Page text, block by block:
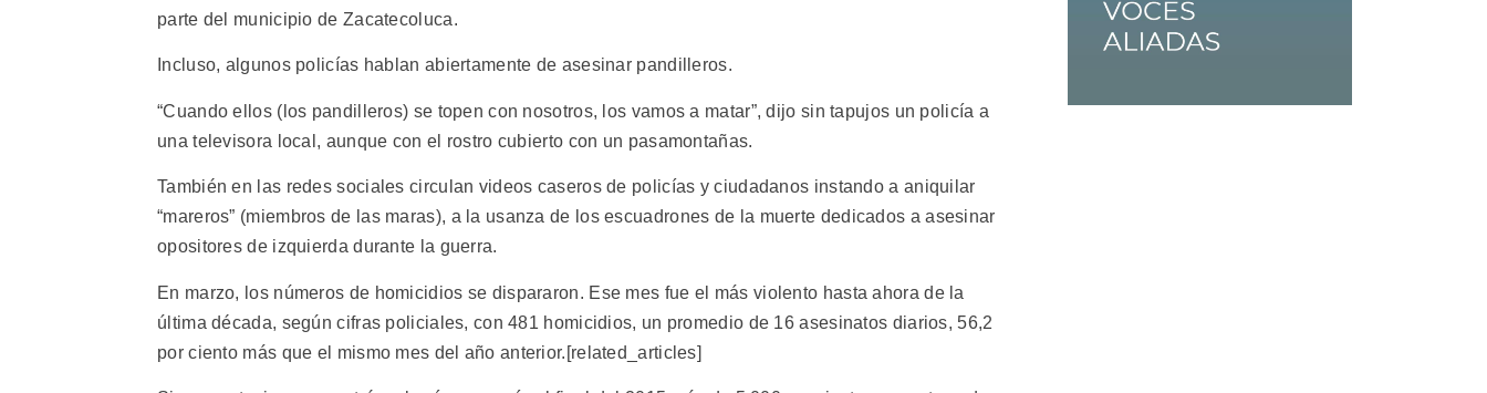
parte del municipio de Zacatecoluca.
Incluso, algunos policías hablan abiertamente de asesinar pandilleros.
“Cuando ellos (los pandilleros) se topen con nosotros, los vamos a matar”, dijo sin tapujos un policía a
una televisora local, aunque con el rostro cubierto con un pasamontañas.
También en las redes sociales circulan videos caseros de policías y ciudadanos instando a aniquilar
“mareros” (miembros de las maras), a la usanza de los escuadrones de la muerte dedicados a asesinar
opositores de izquierda durante la guerra.
En marzo, los números de homicidios se dispararon. Ese mes fue el más violento hasta ahora de la
última década, según cifras policiales, con 481 homicidios, un promedio de 16 asesinatos diarios, 56,2
por ciento más que el mismo mes del año anterior.[related_articles]